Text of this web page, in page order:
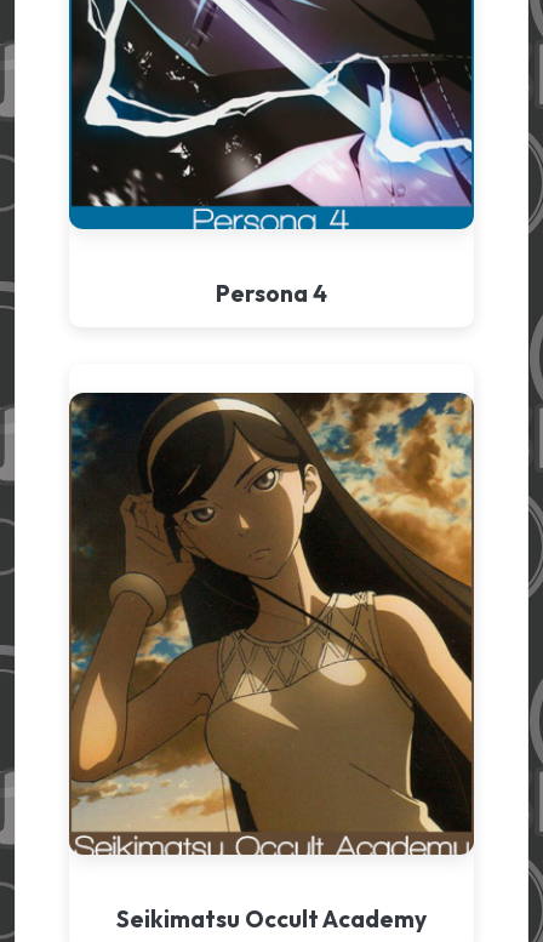
Persona 4
Seikimatsu Occult Academy